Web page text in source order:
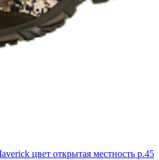
цвет открытая местность р.45